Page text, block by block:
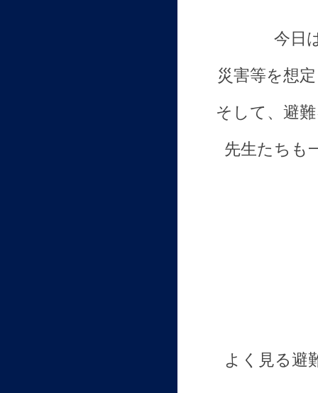
今日
災害等を想
そして、避
先生たちも
よく見る避